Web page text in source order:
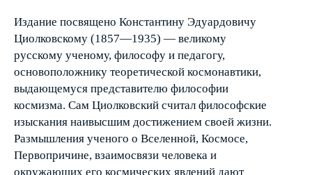
Издание посвящено Константину Эдуардовичу
Циолковскому (1857—1935) — великому
русскому ученому, философу и педагогу,
основоположнику теоретической космонавтики,
выдающемуся представителю философии
космизма. Сам Циолковский считал философские
изыскания наивысшим достижением своей жизни.
Размышления ученого о Вселенной, Космосе,
Первопричине, взаимосвязи человека и
окружающих его космических явлений дают